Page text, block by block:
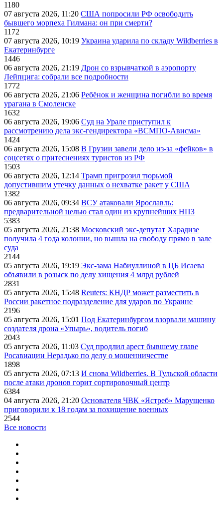
1180
07 августа 2026, 11:20 США попросили РФ освободить
бывшего морпеха Гилмана: он при смерти?
1172
07 августа 2026, 10:19 Украина ударила по складу Wildberries в
Екатеринбурге
1446
06 августа 2026, 21:19 Дрон со взрывчаткой в аэропорту
Лейпцига: собрали все подробности
1772
06 августа 2026, 21:06 Ребёнок и женщина погибли во время
урагана в Смоленске
1632
06 августа 2026, 19:06 Суд на Урале приступил к
рассмотрению дела экс-гендиректора «ВСМПО-Ависма»
1424
06 августа 2026, 15:08 В Грузии завели дело из-за «фейков» в
соцсетях о притеснениях туристов из РФ
1503
06 августа 2026, 12:14 Трамп пригрозил тюрьмой
допустившим утечку данных о нехватке ракет у США
1382
06 августа 2026, 09:34 ВСУ атаковали Ярославль:
предварительной целью стал один из крупнейших НПЗ
5383
05 августа 2026, 21:38 Московский экс-депутат Харадизе
получила 4 года колонии, но вышла на свободу прямо в зале
суда
2144
05 августа 2026, 19:19 Экс-зама Набиуллиной в ЦБ Исаева
объявили в розыск по делу хищения 4 млрд рублей
2831
05 августа 2026, 15:48 Reuters: КНДР может разместить в
России ракетное подразделение для ударов по Украине
2196
05 августа 2026, 15:01 Под Екатеринбургом взорвали машину
создателя дрона «Упырь», водитель погиб
2043
05 августа 2026, 11:03 Суд продлил арест бывшему главе
Росавиации Нерадько по делу о мошенничестве
1898
05 августа 2026, 07:13 И снова Wildberries. В Тульской области
после атаки дронов горит сортировочный центр
6384
04 августа 2026, 21:20 Основателя ЧВК «Ястреб» Марущенко
приговорили к 18 годам за похищение военных
2544
Все новости